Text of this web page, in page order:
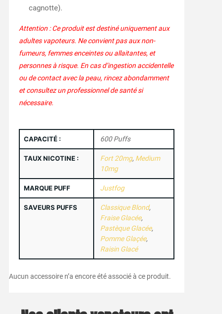
cagnotte).
Attention : Ce produit est destiné uniquement aux
adultes vapoteurs. Ne convient pas aux non-
fumeurs, femmes enceintes ou allaitantes, et
personnes à risque. En cas d’ingestion accidentelle
ou de contact avec la peau, rincez abondamment
et consultez un professionnel de santé si
nécessaire.
CAPACITÉ : 600 Puffs
TAUX NICOTINE : Fort 20mg, Medium
10mg
MARQUE PUFF Justfog
SAVEURS PUFFS Classique Blond,
Fraise Glacée,
Pastèque Glacée,
Pomme Glaçée,
Raisin Glacé
Aucun accessoire n’a encore été associé à ce produit.